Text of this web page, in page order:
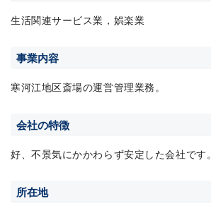
生活関連サービス業，娯楽業
事業内容
寒河江地区斎場の運営管理業務。
会社の特徴
好、不景気にかかわらず安定した会社です。
所在地